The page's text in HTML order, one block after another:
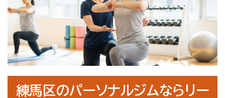
お知らせ
コラム
運営会社情報
練馬区のパーソナルジムならリー